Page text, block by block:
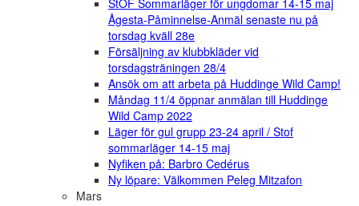
StOF Sommarläger för ungdomar 14-15 maj
Ågesta-Påminnelse-Anmäl senaste nu på
torsdag kväll 28e
Försäljning av klubbkläder vid
torsdagsträningen 28/4
Ansök om att arbeta på Huddinge Wild Camp!
Måndag 11/4 öppnar anmälan till Huddinge
Wild Camp 2022
Läger för gul grupp 23-24 april / Stof
sommarläger 14-15 maj
Nyfiken på: Barbro Cedérus
Ny löpare: Välkommen Peleg Mitzafon
Mars